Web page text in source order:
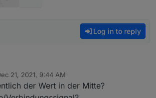
Log in to reply
21, 2021, 9:44 AM
der Wert in der Mitte?